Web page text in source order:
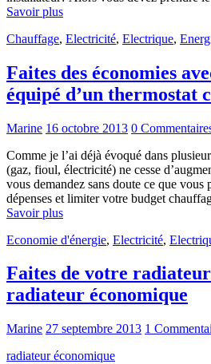
Savoir plus
Chauffage, Electricité, Electrique,
Faites des économies
équipé d’un thermostat
Marine 16 octobre 2013 0
Comme je l’ai déjà évoqué dans
(gaz, fioul, électricité) ne cesse
vous demandez sans doute ce que
dépenses et limiter votre budget
Savoir plus
Economie d'énergie, Electricité,
Faites de votre
radiateur économique
Marine 27 septembre 2013 1
radiateur économique